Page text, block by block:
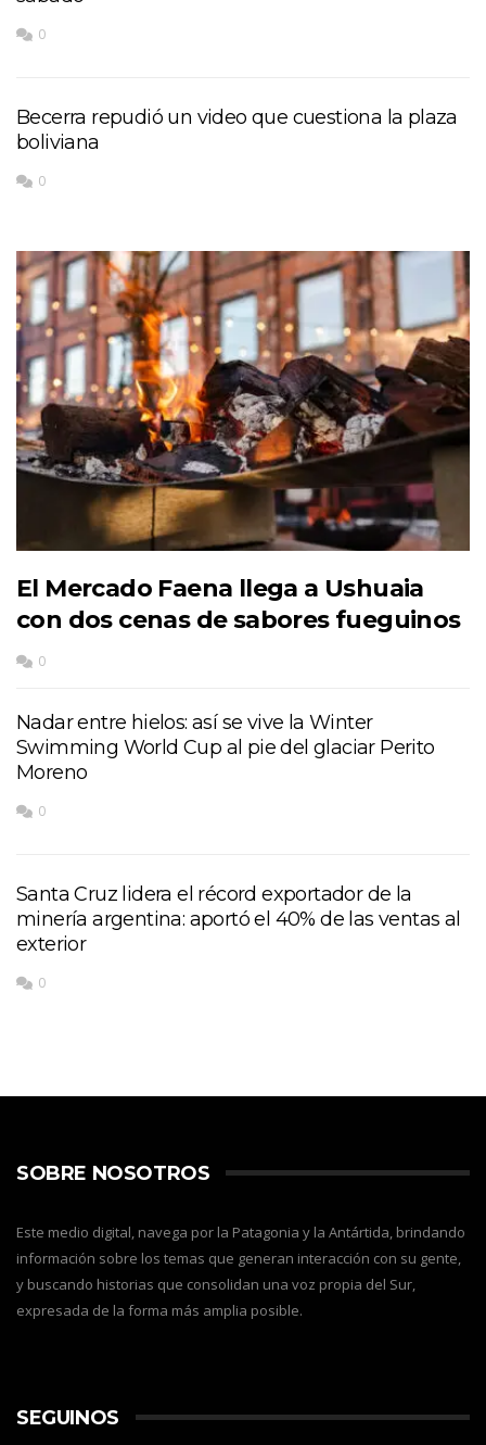
0
Becerra repudió un video que cuestiona la plaza
boliviana
0
El Mercado Faena llega a Ushuaia
con dos cenas de sabores fueguinos
0
Nadar entre hielos: así se vive la Winter
Swimming World Cup al pie del glaciar Perito
Moreno
0
Santa Cruz lidera el récord exportador de la
minería argentina: aportó el 40% de las ventas al
exterior
0
SOBRE NOSOTROS
Este medio digital, navega por la Patagonia y la Antártida, brindando
información sobre los temas que generan interacción con su gente,
y buscando historias que consolidan una voz propia del Sur,
expresada de la forma más amplia posible.
SEGUINOS